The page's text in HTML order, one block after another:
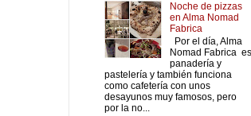
Noche de pizzas
en Alma Nomad
Fabrica
Por el día, Alma
Nomad Fabrica es
panadería y
pastelería y también funciona
como cafetería con unos
desayunos muy famosos, pero
por la no...